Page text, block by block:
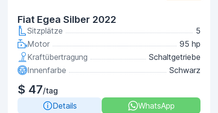
Fiat Egea Silber 2022
Sitzplätze
5
Motor
95 hp
Kraftübertragung
Schaltgetriebe
Innenfarbe
Schwarz
$ 47/tag
Details
WhatsApp